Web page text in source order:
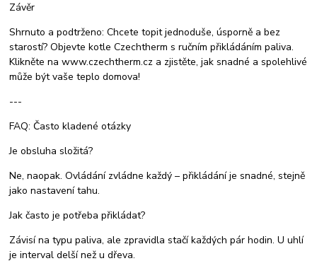
Závěr
Shrnuto a podtrženo: Chcete topit jednoduše, úsporně a bez
starostí? Objevte kotle Czechtherm s ručním přikládáním paliva.
Klikněte na www.czechtherm.cz a zjistěte, jak snadné a spolehlivé
může být vaše teplo domova!
---
FAQ: Často kladené otázky
Je obsluha složitá?
Ne, naopak. Ovládání zvládne každý – přikládání je snadné, stejně
jako nastavení tahu.
Jak často je potřeba přikládat?
Závisí na typu paliva, ale zpravidla stačí každých pár hodin. U uhlí
je interval delší než u dřeva.